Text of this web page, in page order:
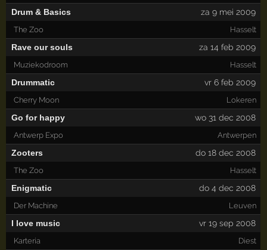
Drum & Basics za 9 mei 2009
The Zoo Hasselt
Rave our souls za 14 feb 2009
Muziekodroom Hasselt
Drummatic vr 6 feb 2009
Cherry Moon Lokeren
Go for happy wo 31 dec 2008
Antwerp Expo Antwerpen
Zooters do 18 dec 2008
The Zoo Hasselt
Enigmatic do 4 dec 2008
Der Machine Leuven
I love music vr 19 sep 2008
Karteria Diest